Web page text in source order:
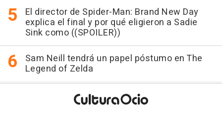
El director de Spider-Man: Brand New Day
explica el final y por qué eligieron a Sadie
Sink como ((SPOILER))
Sam Neill tendrá un papel póstumo en The
Legend of Zelda